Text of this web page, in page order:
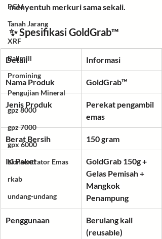
PGM
Tanah Jarang
XRF
Ballmill
Promining
Pengujian Mineral
gpz 8000
gpz 7000
gpx 6000
Konsentrator Emas
rkab
undang-undang
menyentuh merkuri sama sekali.
✨ Spesifikasi GoldGrab™
Detail Informasi
Nama Produk GoldGrab™
Jenis Produk
Perekat pengambil
emas
Berat Bersih 150 gram
Isi Paket
GoldGrab 150g +
Gelas Pemisah +
Mangkok
Penampung
Penggunaan
Berulang kali
(reusable)